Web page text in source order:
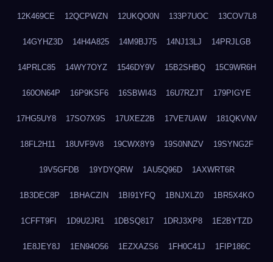
12K469CE 12QCPWZN 12UKQO0N 133P7UOC 13COV7L8
14GYHZ3D 14H4A825 14M9BJ75 14NJ13LJ 14PRJLGB
14PRLC85 14WY7OYZ 1546DY9V 15B2SHBQ 15C9WR6H
160ON64P 16P9KSF6 16SBWI43 16U7RZJT 179PIGYE
17HG5UY8 17SO7X9S 17UXEZ2B 17VE7UAW 181QKVNV
18FL2H11 18UVF9V8 19CWX8Y9 19S0NNZV 19SYNG2F
19V5GFDB 19YDYQRW 1AU5Q96D 1AXWRT6R
1B3DEC8P 1BHACZIN 1BI91YFQ 1BNJXLZ0 1BR5X4KO
1CFFT9FI 1D9U2JR1 1DBSQ817 1DRJ3XP8 1E2BYTZD
1E8JEY8J 1EN94O56 1EZXAZS6 1FH0C41J 1FIP186C